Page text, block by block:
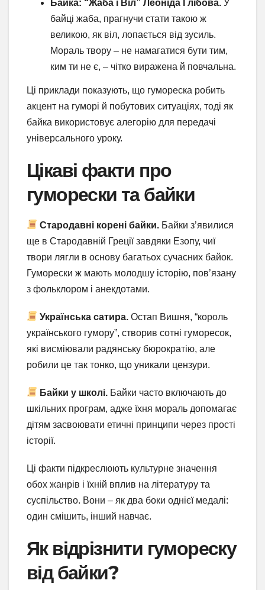
Байка: “Жаба і Віл” Леоніда Глібова. У
байці жаба, прагнучи стати такою ж
великою, як віл, лопається від зусиль.
Мораль твору – не намагатися бути тим,
ким ти не є, – чітко виражена й повчальна.
Ці приклади показують, що гумореска робить
акцент на гуморі й побутових ситуаціях, тоді як
байка використовує алегорію для передачі
універсального уроку.
Цікаві факти про
гуморески та байки
Стародавні корені байки. Байки з’явилися
ще в Стародавній Греції завдяки Езопу, чиї
твори лягли в основу багатьох сучасних байок.
Гуморески ж мають молодшу історію, пов’язану
з фольклором і анекдотами.
Українська сатира. Остап Вишня, “король
українського гумору”, створив сотні гуморесок,
які висміювали радянську бюрократію, але
робили це так тонко, що уникали цензури.
Байки у школі. Байки часто включають до
шкільних програм, адже їхня мораль допомагає
дітям засвоювати етичні принципи через прості
історії.
Ці факти підкреслюють культурне значення
обох жанрів і їхній вплив на літературу та
суспільство. Вони – як два боки однієї медалі:
один смішить, інший навчає.
Як відрізнити гумореску
від байки?